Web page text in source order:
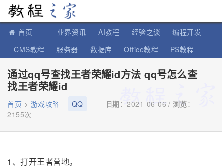
首页 业界资讯 AI教程 经验之谈
编程开发
CMS教程
服务器 数据库 Office教程
PS教程
通过qq号查找王者荣耀id方法 qq号怎么查
找王者荣耀id
首页 > 游戏攻略 QQ 日期：2021-06-06 / 浏览：
2155次
1、打开王者营地。